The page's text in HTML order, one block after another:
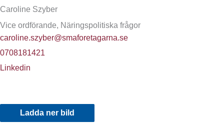
Caroline Szyber
Vice ordförande, Näringspolitiska frågor
caroline.szyber@smaforetagarna.se
0708181421
Linkedin
Ladda ner bild